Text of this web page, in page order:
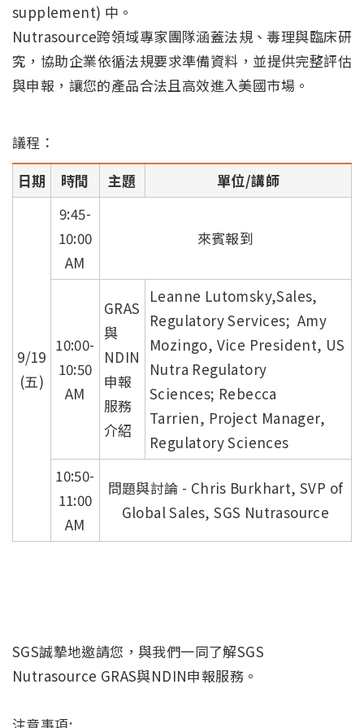
supplement) 中。
Nutrasource跨領域專家團隊涵蓋法規、毒理與臨床研
究，協助企業依循法規要求準備資料，並提供完整評估
與申報，讓您的產品合法且高效進入美國市場。
議程：
日期
時間 主題 單位/講師
9/19
(五)
9:45-
10:00
AM
來賓報到
10:00-
10:50
AM
GRAS
與
NDIN
申報
服務
介紹
Leanne Lutomsky,Sales,
Regulatory Services; Amy
Mozingo, Vice President, US
Nutra Regulatory
Sciences; Rebecca
Tarrien, Project Manager,
Regulatory Sciences
10:50-
11:00
AM
問題與討論 - Chris Burkhart, SVP of
Global Sales, SGS Nutrasource
SGS誠摯地邀請您，與我們一同了解SGS
Nutrasource GRAS與NDIN申報服務。